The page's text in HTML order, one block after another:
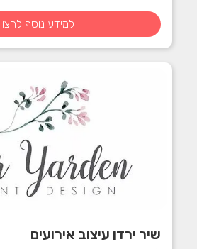
למידע נוסף לחצו
שיר ירדן עיצוב אירועים